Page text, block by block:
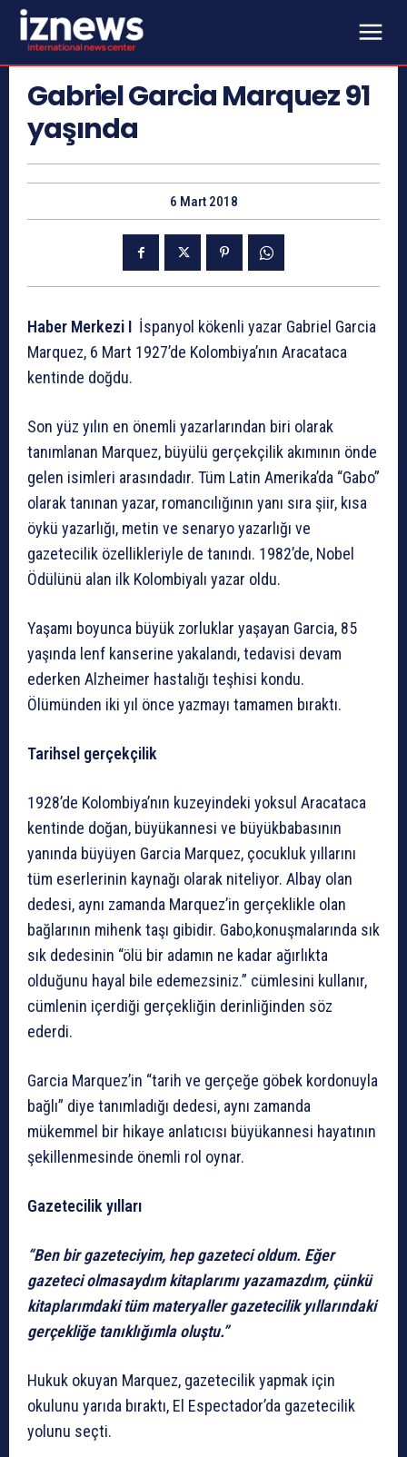
Gabriel Garcia Marquez 91
yaşında
6 Mart 2018
Haber Merkezi I İspanyol kökenli yazar Gabriel Garcia
Marquez, 6 Mart 1927’de Kolombiya’nın Aracataca
kentinde doğdu.
Son yüz yılın en önemli yazarlarından biri olarak
tanımlanan Marquez, büyülü gerçekçilik akımının önde
gelen isimleri arasındadır. Tüm Latin Amerika’da “Gabo”
olarak tanınan yazar, romancılığının yanı sıra şiir, kısa
öykü yazarlığı, metin ve senaryo yazarlığı ve
gazetecilik özellikleriyle de tanındı. 1982’de, Nobel
Ödülünü alan ilk Kolombiyalı yazar oldu.
Yaşamı boyunca büyük zorluklar yaşayan Garcia, 85
yaşında lenf kanserine yakalandı, tedavisi devam
ederken Alzheimer hastalığı teşhisi kondu.
Ölümünden iki yıl önce yazmayı tamamen bıraktı.
Tarihsel gerçekçilik
1928’de Kolombiya’nın kuzeyindeki yoksul Aracataca
kentinde doğan, büyükannesi ve büyükbabasının
yanında büyüyen Garcia Marquez, çocukluk yıllarını
tüm eserlerinin kaynağı olarak niteliyor. Albay olan
dedesi, aynı zamanda Marquez’in gerçeklikle olan
bağlarının mihenk taşı gibidir. Gabo,konuşmalarında sık
sık dedesinin “ölü bir adamın ne kadar ağırlıkta
olduğunu hayal bile edemezsiniz.” cümlesini kullanır,
cümlenin içerdiği gerçekliğin derinliğinden söz
ederdi.
Garcia Marquez’in “tarih ve gerçeğe göbek kordonuyla
bağlı” diye tanımladığı dedesi, aynı zamanda
mükemmel bir hikaye anlatıcısı büyükannesi hayatının
şekillenmesinde önemli rol oynar.
Gazetecilik yılları
“Ben bir gazeteciyim, hep gazeteci oldum. Eğer
gazeteci olmasaydım kitaplarımı yazamazdım, çünkü
kitaplarımdaki tüm materyaller gazetecilik yıllarındaki
gerçekliğe tanıklığımla oluştu.”
Hukuk okuyan Marquez, gazetecilik yapmak için
okulunu yarıda bıraktı, El Espectador’da gazetecilik
yolunu seçti.